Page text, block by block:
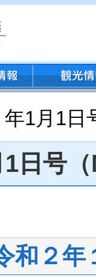
1月1日
日号
和２年